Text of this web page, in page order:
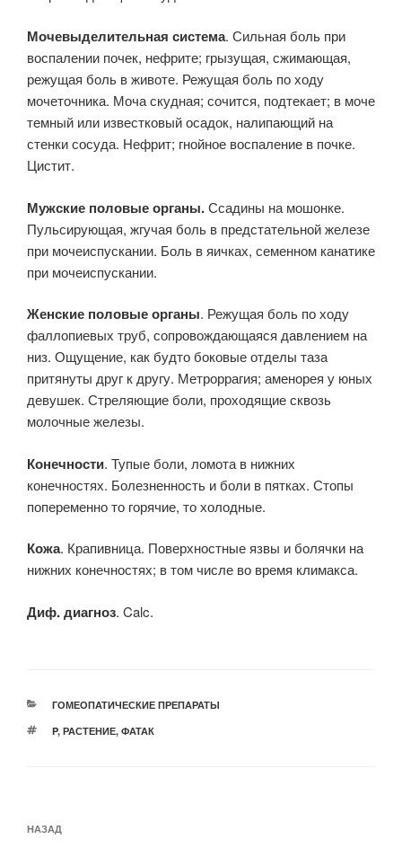
Мочевыделительная система. Сильная боль при
воспалении почек, нефрите; грызущая, сжимающая,
режущая боль в животе. Режущая боль по ходу
мочеточника. Моча скудная; сочится, подтекает; в моче
темный или известковый осадок, налипающий на
стенки сосуда. Нефрит; гнойное воспаление в почке.
Цистит.
Мужские половые органы.Ссадины на мошонке.
Пульсирующая, жгучая боль в предстательной железе
при мочеиспускании. Боль в яичках, семенном канатике
при мочеиспускании.
Женские половые органы. Режущая боль по ходу
фаллопиевых труб, сопровождающаяся давлением на
низ. Ощущение, как будто боковые отделы таза
притянуты друг к другу. Метроррагия; аменорея у юных
девушек. Стреляющие боли, проходящие сквозь
молочные железы.
Конечности. Тупые боли, ломота в нижних
конечностях. Болезненность и боли в пятках. Стопы
попеременно то горячие, то холодные.
Кожа. Крапивница. Поверхностные язвы и болячки на
нижних конечностях; в том числе во время климакса.
Диф. диагноз. Calc.
РУБРИКИ
ГОМЕОПАТИЧЕСКИЕ ПРЕПАРАТЫ
МЕТКИ
P, РАСТЕНИЕ, ФАТАК
по
Предыдущая
НАЗАД